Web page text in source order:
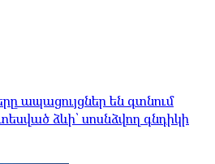
ապացույցներ են գտնում
ձևի՝ սոսնձվող գնդիկի